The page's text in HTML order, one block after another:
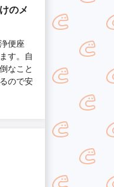
のメ
便座
す。自
なこと
ので安